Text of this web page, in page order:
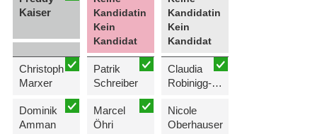
Kaiser
Christoph
Marxer
Dominik
Amman
Kandidatin
Kein
Kandidat
Patrik
Schreiber
Marcel
Öhri
Kandidatin
Kein
Kandidat
Claudia
Robinigg-Büchel
Nicole
Oberhauser